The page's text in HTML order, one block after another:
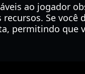
ao jogador
Se
permitindo que